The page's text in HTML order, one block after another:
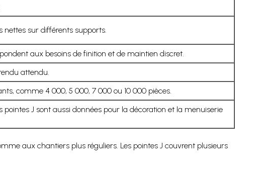
nettes sur différents supports.
aux besoins de finition et de maintien discret.
attendu.
comme 4 000, 5 000, 7 000 ou 10 000 pièces.
J sont aussi données pour la décoration et la menuiserie
aux chantiers plus réguliers. Les pointes J couvrent plusieurs